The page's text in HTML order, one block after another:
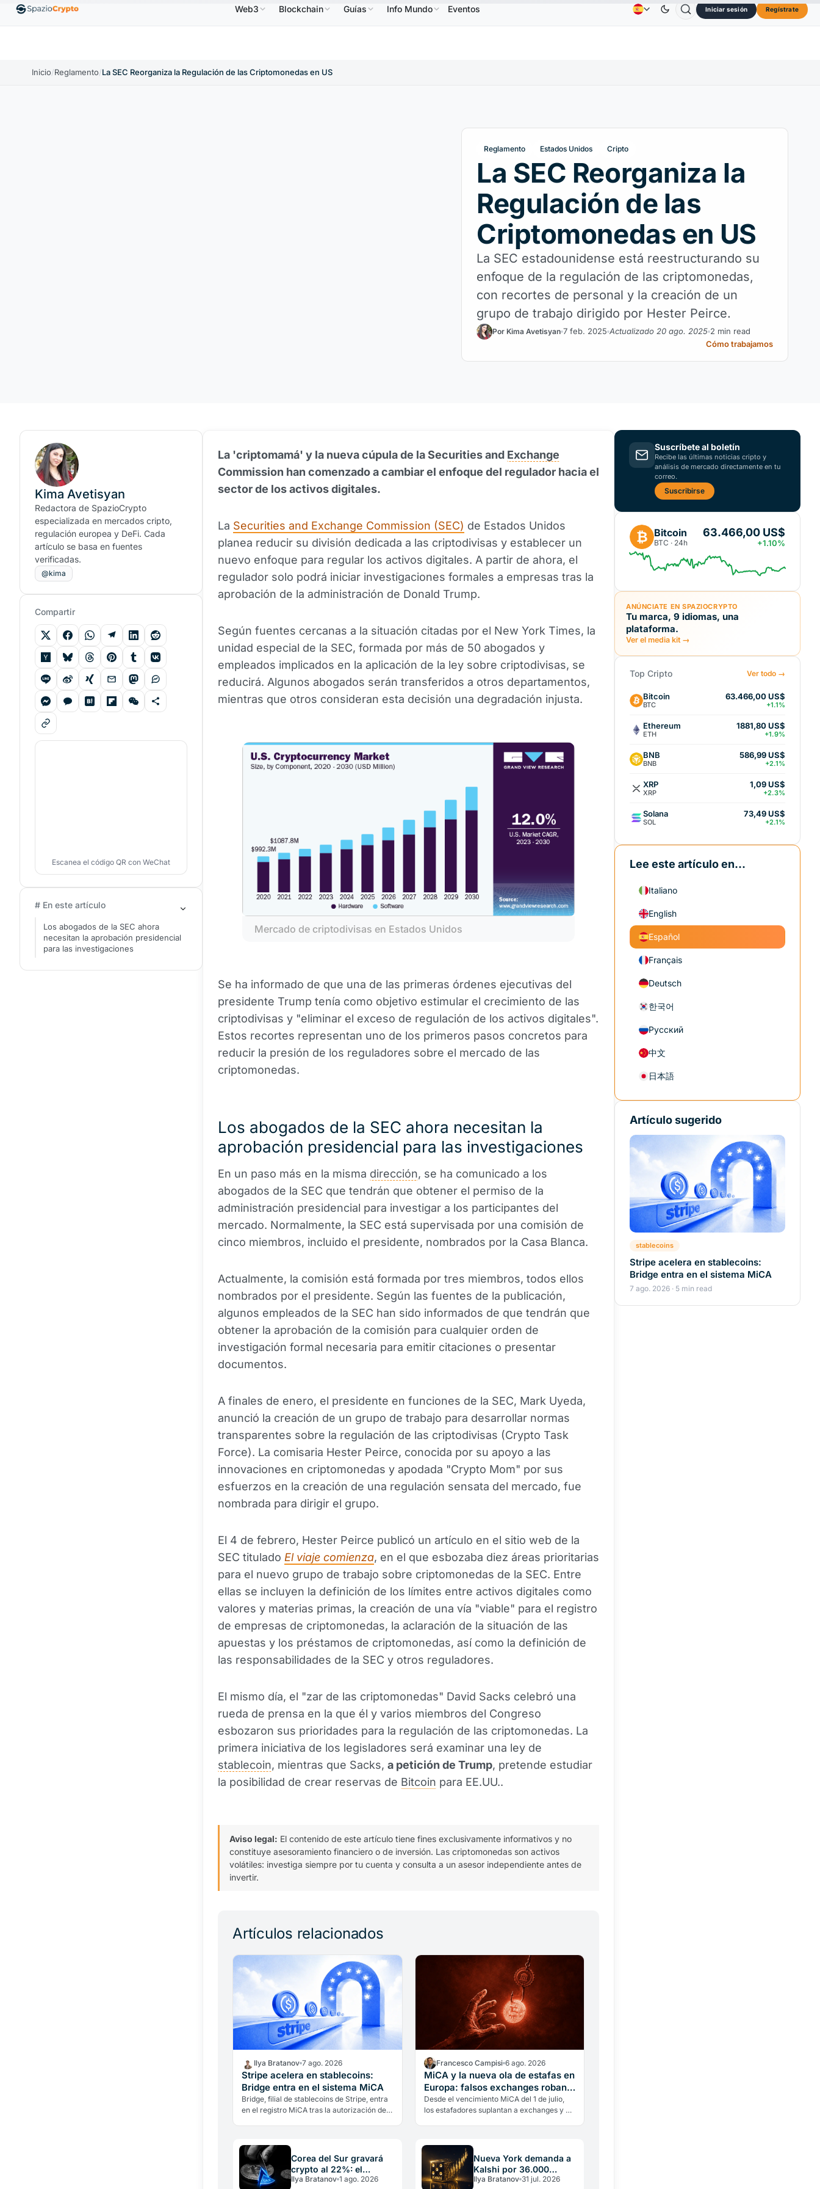
↑1.10% EthereumETH1880,58 US$ ↑0.00% BNBBNB586,64 US$ ↑2.10% USDC USDC0,9995 US$ ↑0.00% XRP 73,45 US$↑2.10% TRONTRX 0,3264 US$↓0.30% Dogecoin
ContactosQuiénes Somos
Web3 Blockchain Guías Info Mundo Eventos Iniciar sesión Regístrate
Inicio/Reglamento/La SEC Reorganiza la Regulación de las Criptomonedas en US
Reglamento Estados Unidos Cripto
La SEC Reorganiza la
Regulación de las
Criptomonedas en US
La SEC estadounidense está reestructurando su
enfoque de la regulación de las criptomonedas,
con recortes de personal y la creación de un
grupo de trabajo dirigido por Hester Peirce.
Por Kima Avetisyan 7 feb. 2025 Actualizado 20 ago. 2025 2 min read
Cómo trabajamos
La 'criptomamá' y la nueva cúpula de la Securities and Exchange
Commission han comenzado a cambiar el enfoque del regulador hacia el
sector de los activos digitales.
La Securities and Exchange Commission (SEC) de Estados Unidos
planea reducir su división dedicada a las criptodivisas y establecer un
nuevo enfoque para regular los activos digitales. A partir de ahora, el
regulador solo podrá iniciar investigaciones formales a empresas tras la
aprobación de la administración de Donald Trump.
Según fuentes cercanas a la situación citadas por el New York Times, la
unidad especial de la SEC, formada por más de 50 abogados y
empleados implicados en la aplicación de la ley sobre criptodivisas, se
reducirá. Algunos abogados serán transferidos a otros departamentos,
mientras que otros consideran esta decisión una degradación injusta.
Mercado de criptodivisas en Estados Unidos
Se ha informado de que una de las primeras órdenes ejecutivas del
presidente Trump tenía como objetivo estimular el crecimiento de las
criptodivisas y "eliminar el exceso de regulación de los activos digitales".
Estos recortes representan uno de los primeros pasos concretos para
reducir la presión de los reguladores sobre el mercado de las
criptomonedas.
Los abogados de la SEC ahora necesitan la
aprobación presidencial para las investigaciones
En un paso más en la misma dirección, se ha comunicado a los
abogados de la SEC que tendrán que obtener el permiso de la
administración presidencial para investigar a los participantes del
mercado. Normalmente, la SEC está supervisada por una comisión de
cinco miembros, incluido el presidente, nombrados por la Casa Blanca.
Actualmente, la comisión está formada por tres miembros, todos ellos
nombrados por el presidente. Según las fuentes de la publicación,
algunos empleados de la SEC han sido informados de que tendrán que
obtener la aprobación de la comisión para cualquier orden de
investigación formal necesaria para emitir citaciones o presentar
documentos.
A finales de enero, el presidente en funciones de la SEC, Mark Uyeda,
anunció la creación de un grupo de trabajo para desarrollar normas
transparentes sobre la regulación de las criptodivisas (Crypto Task
Force). La comisaria Hester Peirce, conocida por su apoyo a las
innovaciones en criptomonedas y apodada "Crypto Mom" por sus
esfuerzos en la creación de una regulación sensata del mercado, fue
nombrada para dirigir el grupo.
El 4 de febrero, Hester Peirce publicó un artículo en el sitio web de la
SEC titulado El viaje comienza, en el que esbozaba diez áreas prioritarias
para el nuevo grupo de trabajo sobre criptomonedas de la SEC. Entre
ellas se incluyen la definición de los límites entre activos digitales como
valores y materias primas, la creación de una vía "viable" para el registro
de empresas de criptomonedas, la aclaración de la situación de las
apuestas y los préstamos de criptomonedas, así como la definición de
las responsabilidades de la SEC y otros reguladores.
El mismo día, el "zar de las criptomonedas" David Sacks celebró una
rueda de prensa en la que él y varios miembros del Congreso
esbozaron sus prioridades para la regulación de las criptomonedas. La
primera iniciativa de los legisladores será examinar una ley de
stablecoin, mientras que Sacks, a petición de Trump, pretende estudiar
la posibilidad de crear reservas de Bitcoin para EE.UU..
Aviso legal: El contenido de este artículo tiene fines exclusivamente informativos y no
constituye asesoramiento financiero o de inversión. Las criptomonedas son activos
volátiles: investiga siempre por tu cuenta y consulta a un asesor independiente antes de
invertir.
Artículos relacionados
Ilya Bratanov 7 ago. 2026
Stripe acelera en stablecoins:
Bridge entra en el sistema MiCA
Bridge, filial de stablecoins de Stripe, entra
en el registro MiCA tras la autorización de
Francesco Campisi 6 ago. 2026
MiCA y la nueva ola de estafas en
Europa: falsos exchanges roban
cripto
Desde el vencimiento MiCA del 1 de julio,
los estafadores suplantan a exchanges y a
Corea del Sur gravará
crypto al 22%: el
problema que comparte
Ilya Bratanov 1 ago. 2026
Nueva York demanda a
Kalshi por 36.000
millones: el gobierno
Ilya Bratanov 31 jul. 2026
Kima Avetisyan
Redactora de SpazioCrypto
especializada en mercados cripto,
regulación europea y DeFi. Cada
artículo se basa en fuentes
verificadas.
@kima
Compartir
Escanea el código QR con WeChat
# En este artículo
Los abogados de la SEC ahora
necesitan la aprobación presidencial
para las investigaciones
Suscríbete al boletín
Recibe las últimas noticias cripto y
análisis de mercado directamente en tu
correo.
Suscribirse
₿ Bitcoin
BTC · 24h
63.466,00 US$
+1.10%
ANÚNCIATE EN SPAZIOCRYPTO
Tu marca, 9 idiomas, una
plataforma.
Ver el media kit →
Top Cripto Ver todo →
Bitcoin
BTC
63.466,00 US$
+1.1%
Ethereum
ETH
1881,80 US$
+1.9%
BNB
BNB
586,99 US$
+2.1%
XRP
XRP
1,09 US$
+2.3%
Solana
SOL
73,49 US$
+2.1%
Lee este artículo en...
Italiano
English
Español
Français
Deutsch
한국어
Русский
中文
日本語
Artículo sugerido
stablecoins
Stripe acelera en stablecoins:
Bridge entra en el sistema MiCA
7 ago. 2026 · 5 min read